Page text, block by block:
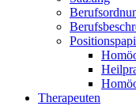
Therapeuten